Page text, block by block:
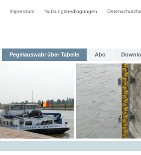
Impressum Nutzungsbedingungen
Pegelauswahl über Tabelle Abo